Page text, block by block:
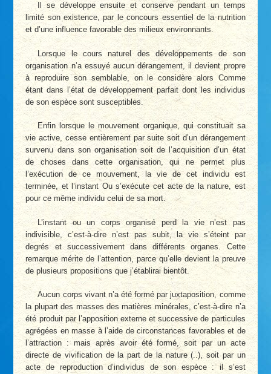
Il se développe ensuite et conserve pendant un temps
limité son existence, par le concours essentiel de la nutrition
et d’une influence favorable des milieux environnants.
Lorsque le cours naturel des développements de son
organisation n’a essuyé aucun dérangement, il devient propre
à reproduire son semblable, on le considère alors Comme
étant dans l’état de développement parfait dont les individus
de son espèce sont susceptibles.
Enfin lorsque le mouvement organique, qui constituait sa
vie active, cesse entièrement par suite soit d’un dérangement
survenu dans son organisation soit de l’acquisition d’un état
de choses dans cette organisation, qui ne permet plus
l’exécution de ce mouvement, la vie de cet individu est
terminée, et l’instant Ou s’exécute cet acte de la nature, est
pour ce même individu celui de sa mort.
L’instant ou un corps organisé perd la vie n’est pas
indivisible, c’est-à-dire n’est pas subit, la vie s’éteint par
degrés et successivement dans différents organes. Cette
remarque mérite de l’attention, parce qu’elle devient la preuve
de plusieurs propositions que j’établirai bientôt.
Aucun corps vivant n’a été formé par juxtaposition, comme
la plupart des masses des matières minérales, c’est-à-dire n’a
été produit par l’apposition externe et successive de particules
agrégées en masse à l’aide de circonstances favorables et de
l’attraction : mais après avoir été formé, soit par un acte
directe de vivification de la part de la nature (..), soit par un
acte de reproduction d’individus de son espèce : il s’est